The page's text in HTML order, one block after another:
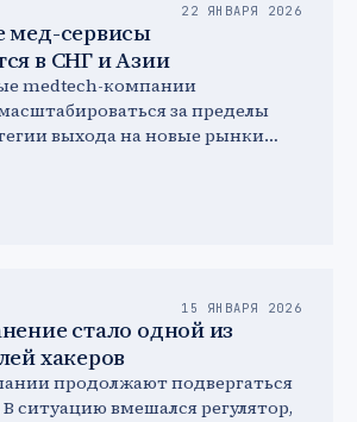
22 ЯНВАРЯ 2026
мед-сервисы
в СНГ и Азии
medtech-компании
за пределы
выхода на новые рынки
15 ЯНВАРЯ 2026
стало одной из
хакеров
продолжают подвергаться
ситуацию вмешался регулятор,